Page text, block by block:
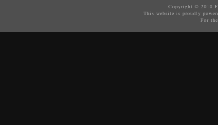
Copyright © 2010
This website is proudly
For